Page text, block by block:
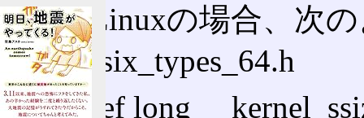
x86用Linuxの場合、次
asm/posix_types_64.h
typedef long